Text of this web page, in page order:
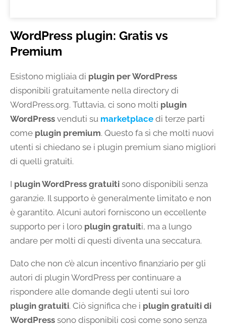
WordPress plugin: Gratis vs
Premium
Esistono migliaia di plugin per WordPress
disponibili gratuitamente nella directory di
WordPress.org. Tuttavia, ci sono molti plugin
WordPress venduti su marketplace di terze parti
come plugin premium. Questo fa sì che molti nuovi
utenti si chiedano se i plugin premium siano migliori
di quelli gratuiti.
I plugin WordPress gratuiti sono disponibili senza
garanzie. Il supporto è generalmente limitato e non
è garantito. Alcuni autori forniscono un eccellente
supporto per i loro plugin gratuiti, ma a lungo
andare per molti di questi diventa una seccatura.
Dato che non c’è alcun incentivo finanziario per gli
autori di plugin WordPress per continuare a
rispondere alle domande degli utenti sui loro
plugin gratuiti. Ciò significa che i plugin gratuiti di
WordPress sono disponibili così come sono senza